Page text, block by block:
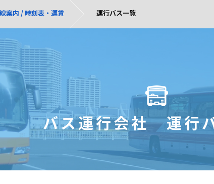
案内 / 時刻表・運賃 運行バス一覧
バス運行会社 運行